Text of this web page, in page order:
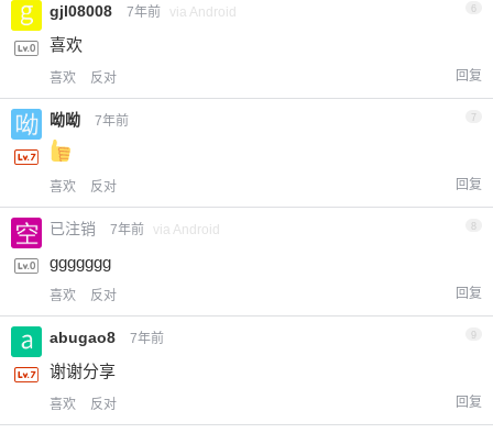
gjl08008 7年前 via Android
喜欢
喜欢 反对 回复
呦呦 7年前 7
喜欢 反对 回复
已注销 7年前 via Android
ggggggg
喜欢 反对 回复
abugao8 7年前 9
谢谢分享
喜欢 反对 回复